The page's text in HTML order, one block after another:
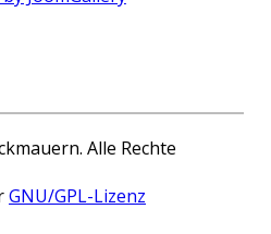
Alle Rechte
GNU/GPL-Lizenz